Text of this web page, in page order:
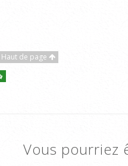
Haut de page
Vous pourriez